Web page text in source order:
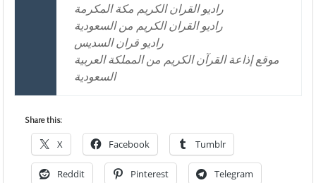
راديو القران الكريم مكة المكرمة
راديو القران الكريم من السعودية
راديو قران السديس
موقع إذاعة القرآن الكريم من المملكة العربية
السعودية
Share this:
X Facebook Tumblr
Reddit Pinterest Telegram